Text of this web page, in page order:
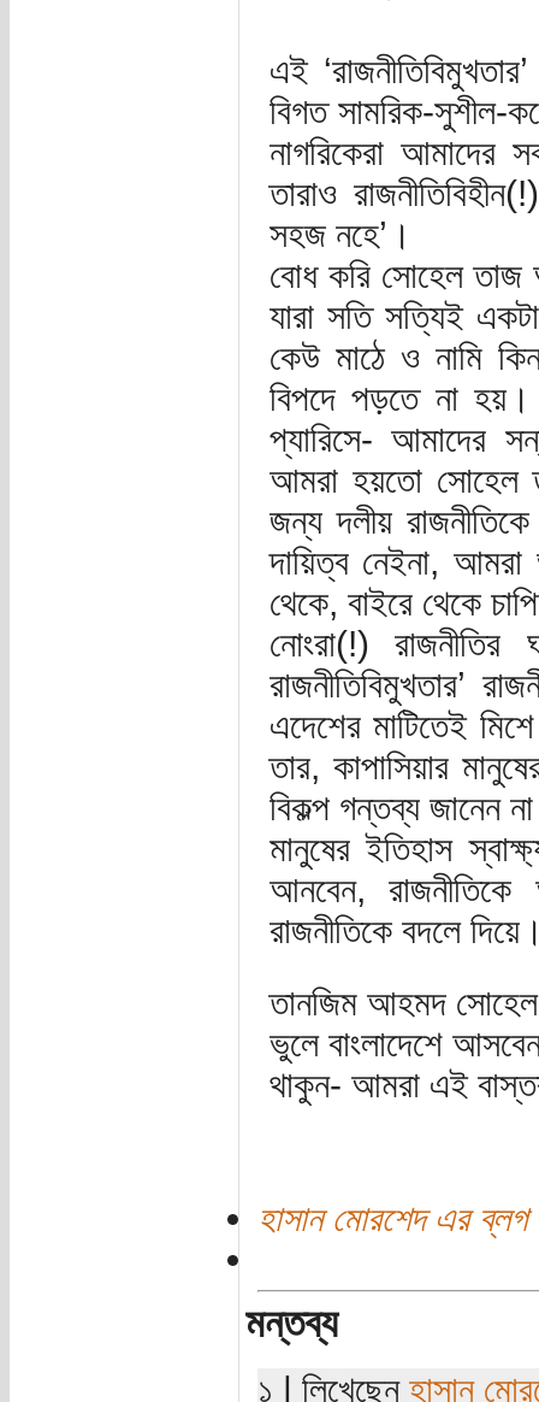
এই
বিগত সামরিক-সুশীল-
নাগরিকেরা আমাদের
তারাও
সহজ নহে’।
বোধ করি সোহেল তাজ
যারা সতি সত্যিই
কেউ মাঠে ও নামি
বিপদে পড়তে না হয়।
প্যারিসে- আমাদের
আমরা হয়তো সোহেল
জন্য দলীয়
দায়িত্ব নেইনা,
থেকে, বাইরে থেকে
নোংরা(!)
রাজনীতিবিমুখতার’
এদেশের মাটিতেই
তার, কাপাসিয়ার
বিকল্প গন্তব্য জানেন
মানুষের ইতিহাস
আনবেন,
রাজনীতিকে বদলে
তানজিম আহমদ সোহেল
ভুলে বাংলাদেশে
থাকুন- আমরা এই
হাসান মোরশেদ এর ব্লগ
মন্তব্য
১ | লিখেছেন হাসান